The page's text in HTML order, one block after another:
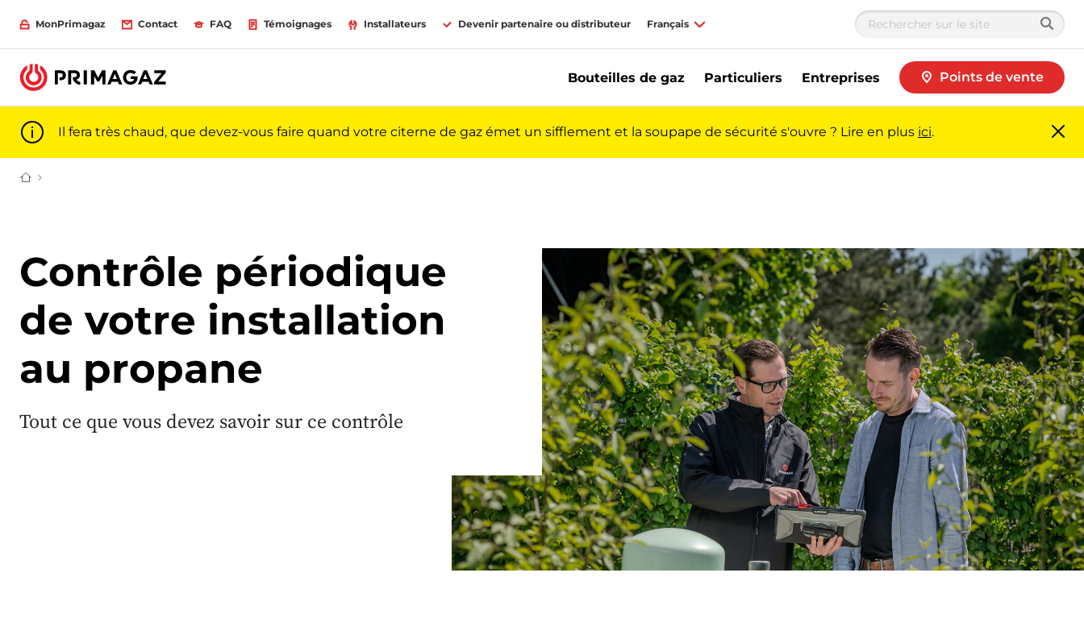
MonPrimagaz Contact FAQ Témoignages Installateurs Devenir partenaire ou distributeur Français
Bouteilles de gaz Particuliers Entreprises Points de vente
Il fera très chaud, que devez-vous faire quand votre citerne de gaz émet un sifflement et la soupape de sécurité s'ouvre ? Lire en plus ici.
Du gaz pour particuliers et professionnels | Primagaz
Contrôle périodique
de votre installation
au propane
Tout ce que vous devez savoir sur ce contrôle